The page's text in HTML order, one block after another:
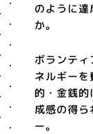
のように
か。
ボランテ
ネルギー
的・金銭
成感の得
ー。